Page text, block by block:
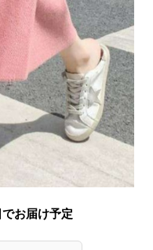
お届け予定